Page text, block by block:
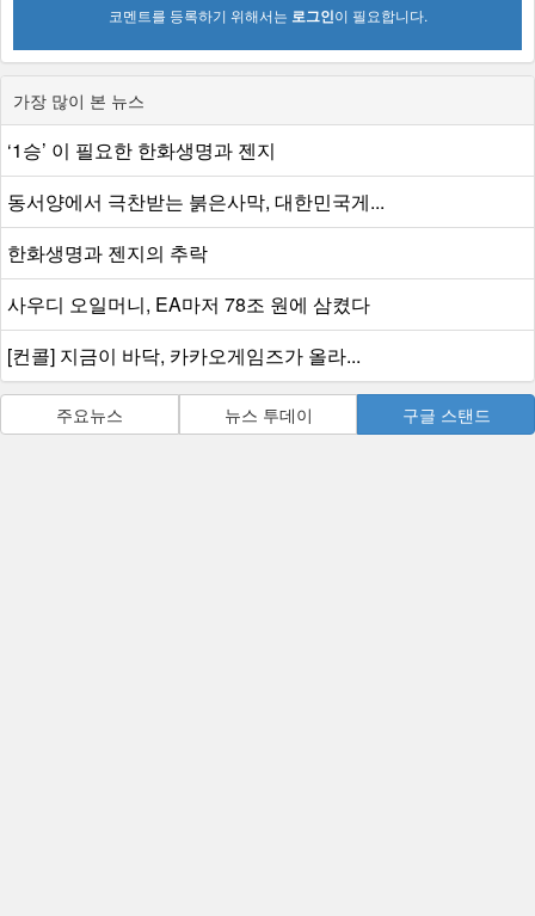
코멘트를 등록하기 위해서는 로그인이 필요합니다.
가장 많이 본 뉴스
‘1승’ 이 필요한 한화생명과 젠지
동서양에서 극찬받는 붉은사막, 대한민국게...
한화생명과 젠지의 추락
사우디 오일머니, EA마저 78조 원에 삼켰다
[컨콜] 지금이 바닥, 카카오게임즈가 올라...
주요뉴스 뉴스 투데이 구글 스탠드